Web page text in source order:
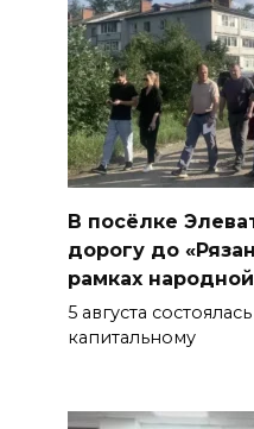
В посёлке
дорогу до
рамках
5 августа
капитальному